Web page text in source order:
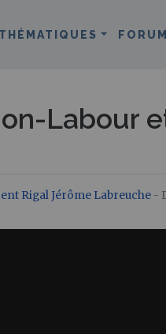
THÉMATIQUES FORUM
Labour
RigalJérôme Labreuche -